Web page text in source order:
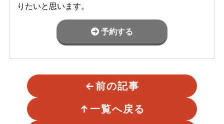
りたいと思います。
予約する
←前の記事
↑ 一覧へ戻る